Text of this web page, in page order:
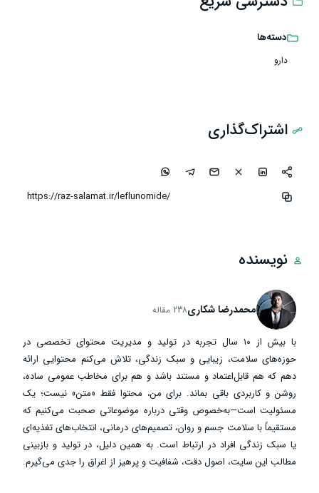
دسته‌ها
دارو
اشتراک‌گذاری
نویسنده
محمدرضا شکاری238 مقاله
با بیش از ۱۰ سال تجربه در تولید و مدیریت محتوای تخصصی در
حوزه‌های سلامت، زیبایی و سبک زندگی، تلاش می‌کنم محتوایی ارائه
دهم که هم قابل‌اعتماد و مستند باشد و هم برای مخاطب عمومی ساده،
روشن و کاربردی باقی بماند. برای من، محتوا فقط «متن» نیست؛ یک
مسئولیت است—به‌خصوص وقتی درباره موضوعاتی صحبت می‌کنیم که
مستقیماً با سلامت جسم و روان، تصمیم‌های درمانی، انتخاب‌های تغذیه‌ای
یا سبک زندگی افراد در ارتباط است. به همین دلیل، در تولید و بازبینی
مطالب این سایت، اصول دقت، شفافیت و پرهیز از اغراق را جدی می‌گیرم.